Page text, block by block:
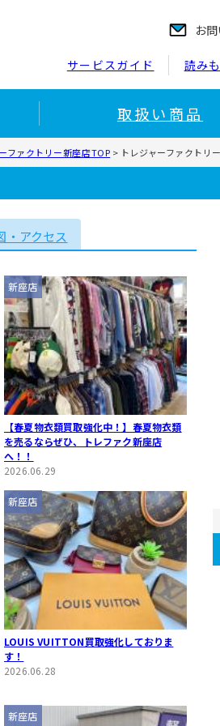
お
サービスガイド 読み
取扱い商品
ファクトリー新座店TOP > トレジャーファクトリ
・アクセス
新座店
【春夏物衣類買取強化中！】春夏物衣類
を売るならぜひ、トレファク新座店
へ！！
2026.06.29
新座店
LOUIS VUITTON買取強化しておりま
す！
2026.06.28
新座店